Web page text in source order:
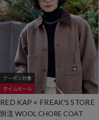
クーポン対象
タイムセール
RED KAP × FREAK'S STORE
別注 WOOL CHORE COAT